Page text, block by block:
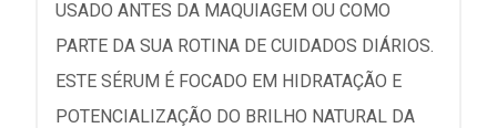
USADO ANTES DA MAQUIAGEM OU COMO
PARTE DA SUA ROTINA DE CUIDADOS DIÁRIOS.
ESTE SÉRUM É FOCADO EM HIDRATAÇÃO E
POTENCIALIZAÇÃO DO BRILHO NATURAL DA